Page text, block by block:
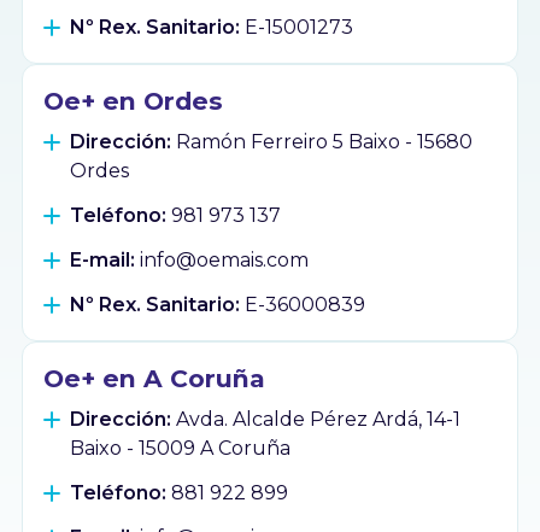
Nº Rex. Sanitario: E-15001273
Oe+ en Ordes
Dirección: Ramón Ferreiro 5 Baixo - 15680
Ordes
Teléfono: 981 973 137
E-mail: info@oemais.com
Nº Rex. Sanitario: E-36000839
Oe+ en A Coruña
Dirección: Avda. Alcalde Pérez Ardá, 14-1
Baixo - 15009 A Coruña
Teléfono: 881 922 899